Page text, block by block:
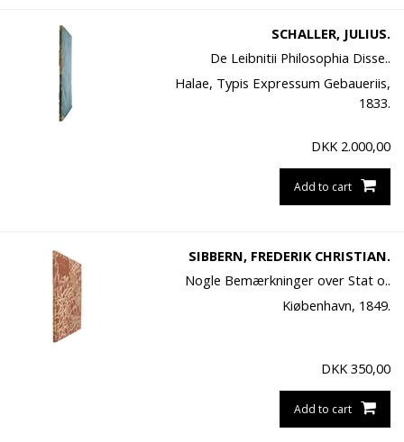
SCHALLER, JULIUS.
De Leibnitii Philosophia Disse..
Halae, Typis Expressum Gebaueriis,
1833.
DKK 2.000,00
Add to cart
SIBBERN, FREDERIK CHRISTIAN.
Nogle Bemærkninger over Stat o..
Kiøbenhavn, 1849.
DKK 350,00
Add to cart